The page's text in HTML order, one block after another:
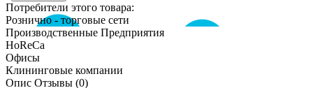
Потребители этого товара:
Рознично - торговые сети
Производственные Предприятия
HoReCa
Офисы
Клининговые компании
Опис Отзывы (0)